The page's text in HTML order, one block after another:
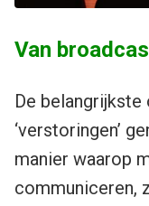
Van
De
‘verstoringen’
manier waarop
communiceren,